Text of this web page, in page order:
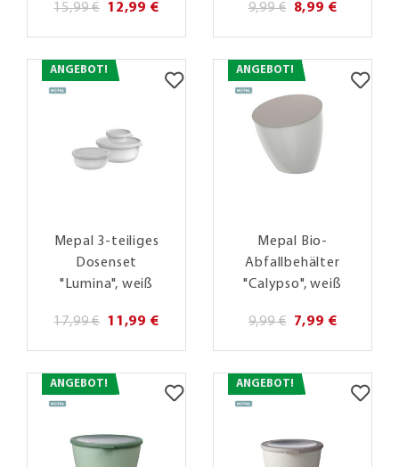
15,99 € 12,99 € 9,99 € 8,99 €
ANGEBOT!
Mepal 3-teiliges
Dosenset
"Lumina", weiß
17,99 € 11,99 €
ANGEBOT!
Mepal Bio-
Abfallbehälter
"Calypso", weiß
9,99 € 7,99 €
ANGEBOT! ANGEBOT!